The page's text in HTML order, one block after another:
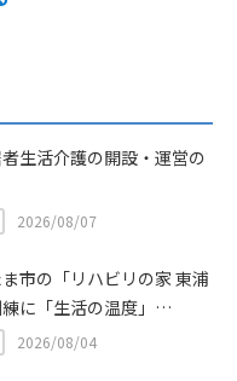
生活介護の開設・運営の
2026/08/07
市の「リハビリの家 東浦
に「生活の温度」
えたリハビリへの意欲
2026/08/04